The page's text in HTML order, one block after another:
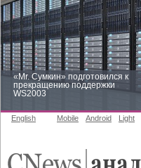
«Mr. Сумкин» подготовился к
прекращению поддержки
WS2003
English Mobile Android Light